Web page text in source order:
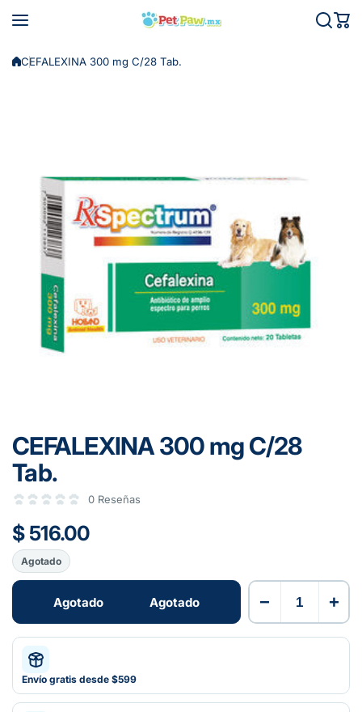
CEFALEXINA 300 mg C/28 Tab.
CEFALEXINA 300 mg C/28
Tab.
0 Reseñas
$ 516.00
Agotado
Agotado Agotado − +
Envío gratis desde $599